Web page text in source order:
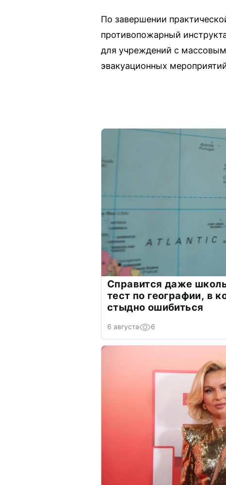
По завершении
противопожарный
для учреждений с
эвакуационных
Справится даже
тест по географии, в
стыдно ошибиться
6 августа 6